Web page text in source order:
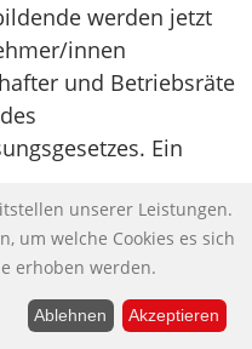
werden jetzt
innen
und Betriebsräte
Ein
– 1.15 MB]
auf eine überholte
Fehler ist. Denn
unserer Leistungen.
um welche Cookies es sich
erhoben werden.
Ablehnen Akzeptieren